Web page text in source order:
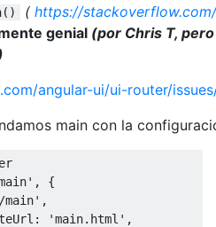
( https://stackoverflow.com/
genial (por Chris T,
angular-ui/ui-router/
main con la
,
{
,
: 'main.html' ,